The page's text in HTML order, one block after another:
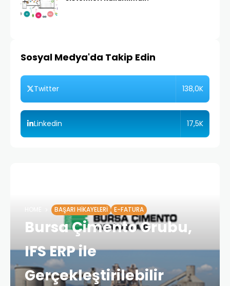
Sosyal Medya'da Takip Edin
Twitter 138,0K
Linkedin 17,5K
BAŞARI HIKAYELERI E-FATURA
Bursa Çimento Grubu,
IFS ERP ile
Gerçekleştirilebilir